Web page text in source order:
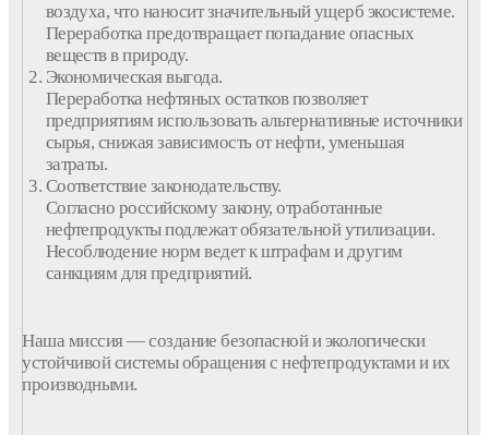
воздуха, что наносит значительный ущерб экосистеме.
Переработка предотвращает попадание опасных
веществ в природу.
Экономическая выгода.
Переработка нефтяных остатковпозволяет
предприятиям использовать альтернативные источники
сырья, снижая зависимость отнефти, уменьшая
затраты.
Соответствие законодательству.
Согласно российскому закону,отработанные
нефтепродуктыподлежат обязательнойутилизации.
Несоблюдение норм ведет к штрафам и другим
санкциям дляпредприятий.
Наша миссия — создание безопасной и экологически
устойчивой системы обращения снефтепродуктамии их
производными.